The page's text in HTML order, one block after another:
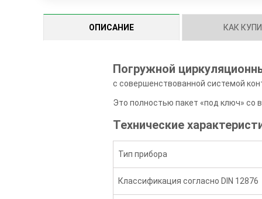
ОПИСАНИЕ КАК
Погружной
с совершенствованной системой
Это полностью пакет «под ключ»
Технические
Тип прибора
Классификация согласно DIN 12876